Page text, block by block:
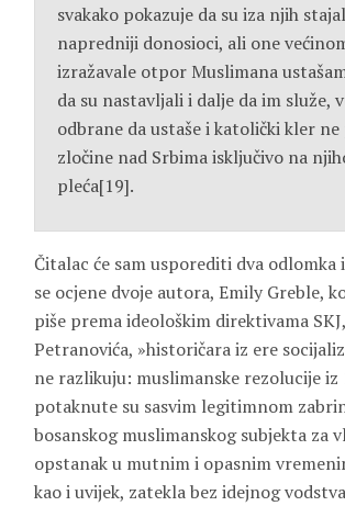
svakako pokazuje da su iza njih
napredniji donosioci, ali one
izražavale otpor Muslimana
da su nastavljali i dalje da im služe,
odbrane da ustaše i katolički kler
zločine nad Srbima isključivo na
pleća[19].
Čitalac će sam usporediti dva odlomka
se ocjene dvoje autora, Emily Greble,
piše prema ideološkim direktivama
Petranovića, »historičara iz ere
ne razlikuju: muslimanske rezolucije iz
potaknute su sasvim legitimnom
bosanskog muslimanskog subjekta za
opstanak u mutnim i opasnim
kao i uvijek, zatekla bez idejnog